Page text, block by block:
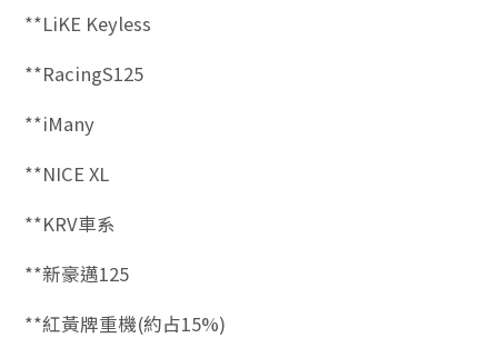
**LiKE Keyless
**RacingS125
**iMany
**NICE XL
**KRV車系
**新豪邁125
**紅黃牌重機(約占15%)